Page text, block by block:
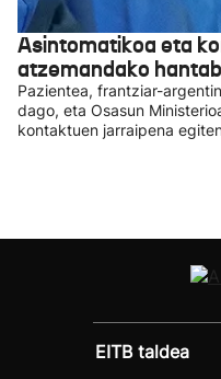
Asintomatikoa eta
atzemandako
Pazientea, frantziar-
dago, eta Osasun
kontaktuen jarraipena
EITB taldea